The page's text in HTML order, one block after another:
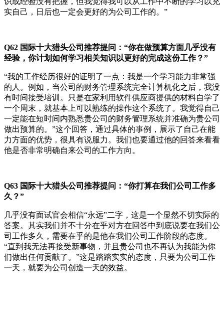
实自己，日后也一定会更好的为公司工作的。”
Q62 国际十大猎头公司推荐提问： “你在做预算方面几乎没有
经验，你计划如何学习相关知识以更好的完成这份工作？”
“我的工作经历很好的证明了一点：我是一个学习能力非常强
的人。例如，当公司的财务管理系统完全计算机化之后，我没
有时间接受培训。只是在家利用软件供应商提供的材料自学了
一个周末，就基本上可以熟练的操作这个系统了。我觉得自己
一定能在短时间内熟悉贵公司的财务管理系统并准确为贵公司
做出预算的。”这个回答，通过具体的事例，展示了自己在能
力方面的优势，很具有说服力。我们也要通过他的回答来看看
他是否非常明确自来公司的工作方向。
Q63 国际十大猎头公司推荐提问： “你打算在我们公司工作多
久？”
几乎没有面试官会相信“永远”二字，这是一个显然不切实际的
答案。其实我们并不十分在乎对方在回答中到底说要在我们公
司工作多久，需要在乎的是他在我们公司工作阶段的态度。
“直到我无法再接受新事物，并且贵公司也不再认为我能为你
们做出任何贡献了。”这是踏踏实实的态度，只要为公司工作
一天，就要为公司创造一天的效益。